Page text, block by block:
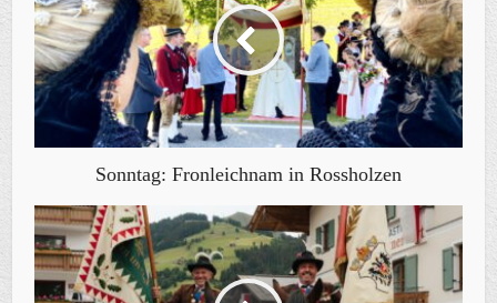
Sonntag: Fronleichnam in Rossholzen